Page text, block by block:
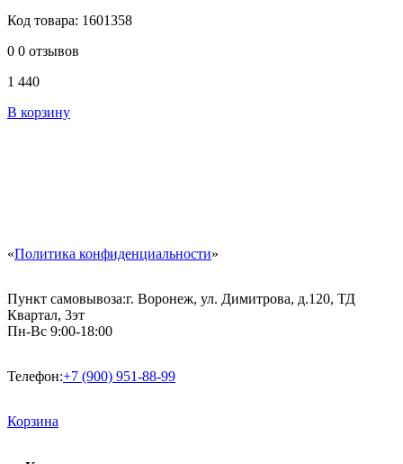
Код товара: 1601358
0 0 отзывов
1 440
В корзину
«Политика конфиденциальности»
Пункт самовывоза:г. Воронеж, ул. Димитрова, д.120, ТД
Квартал, 3эт
Пн-Вс 9:00-18:00
Телефон:+7 (900) 951-88-99
Корзина